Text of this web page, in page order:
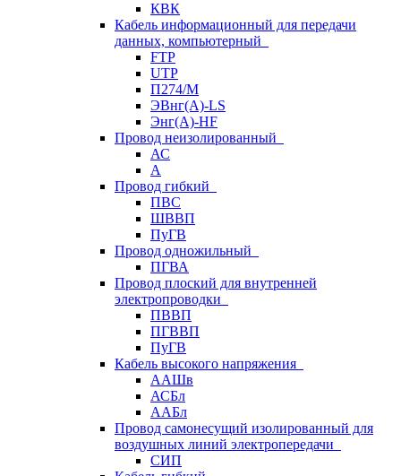
КВК
Кабель информационный для передачи
данных, компьютерный
FTP
UTP
П274/М
ЭВнг(А)-LS
Энг(А)-HF
Провод неизолированный
АС
А
Провод гибкий
ПВС
ШВВП
ПуГВ
Провод одножильный
ПГВА
Провод плоский для внутренней
электропроводки
ПВВП
ПГВВП
ПуГВ
Кабель высокого напряжения
ААШв
АСБл
ААБл
Провод самонесущий изолированный для
воздушных линий электропередачи
СИП